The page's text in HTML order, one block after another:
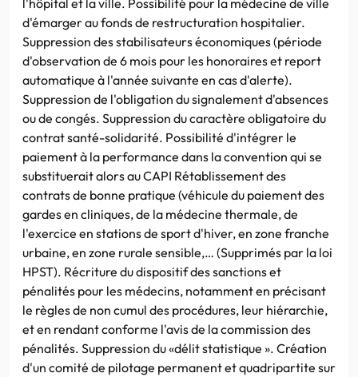
d'émarger au fonds de restructuration hospitalier.
Suppression des stabilisateurs économiques (période
d'observation de 6 mois pour les honoraires et report
automatique à l'année suivante en cas d'alerte).
Suppression de l'obligation du signalement d'absences
ou de congés. Suppression du caractère obligatoire du
contrat santé-solidarité. Possibilité d'intégrer le
paiement à la performance dans la convention qui se
substituerait alors au CAPI Rétablissement des
contrats de bonne pratique (véhicule du paiement des
gardes en cliniques, de la médecine thermale, de
l'exercice en stations de sport d'hiver, en zone franche
urbaine, en zone rurale sensible,… (Supprimés par la loi
HPST). Récriture du dispositif des sanctions et
pénalités pour les médecins, notamment en précisant
le règles de non cumul des procédures, leur hiérarchie,
et en rendant conforme l'avis de la commission des
pénalités. Suppression du «délit statistique ». Création
d'un comité de pilotage permanent et quadripartite sur